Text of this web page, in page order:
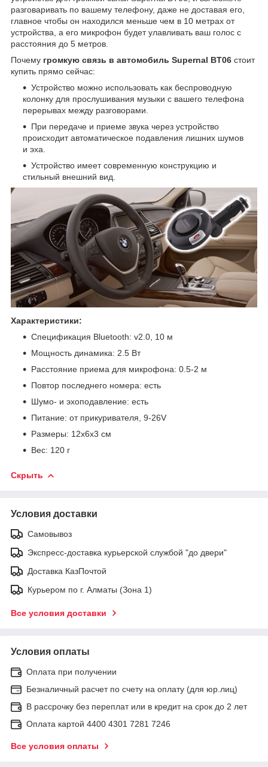
разговаривать по вашему телефону, даже не доставая его,
главное чтобы он находился меньше чем в 10 метрах от
устройства, а его микрофон будет улавливать ваш голос с
расстояния до 5 метров.
Почему громкую связь в автомобиль Supernal BT06 стоит
купить прямо сейчас:
Устройство можно использовать как беспроводную
колонку для прослушивания музыки с вашего телефона
перерывах между разговорами.
При передаче и приеме звука через устройство
происходит автоматическое подавления лишних шумов
и эха.
Устройство имеет современную конструкцию и
стильный внешний вид.
Характеристики:
Спецификация Bluetooth: v2.0, 10 м
Мощность динамика: 2.5 Вт
Расстояние приема для микрофона: 0.5-2 м
Повтор последнего номера: есть
Шумо- и эхоподавление: есть
Питание: от прикуривателя, 9-26V
Размеры: 12х6х3 см
Вес: 120 г
Скрыть
Условия доставки
Самовывоз
Экспресс-доставка курьерской службой "до двери"
Доставка КазПочтой
Курьером по г. Алматы (Зона 1)
Все условия доставки
Условия оплаты
Оплата при получении
Безналичный расчет по счету на оплату (для юр.лиц)
В рассрочку без переплат или в кредит на срок до 2 лет
Оплата картой 4400 4301 7281 7246
Все условия оплаты